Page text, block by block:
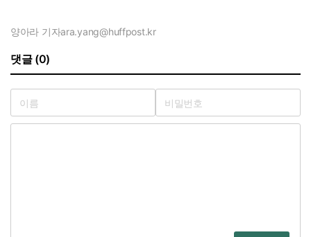
양아라 기자ara.yang@huffpost.kr
댓글 (0)